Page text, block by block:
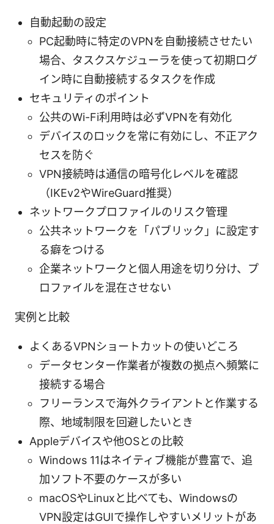
自動起動の設定
PC起動時に特定のVPNを自動接続させたい
場合、タスクスケジューラを使って初期ログ
イン時に自動接続するタスクを作成
セキュリティのポイント
公共のWi-Fi利用時は必ずVPNを有効化
デバイスのロックを常に有効にし、不正アク
セスを防ぐ
VPN接続時は通信の暗号化レベルを確認
（IKEv2やWireGuard推奨）
ネットワークプロファイルのリスク管理
公共ネットワークを「パブリック」に設定す
る癖をつける
企業ネットワークと個人用途を切り分け、プ
ロファイルを混在させない
実例と比較
よくあるVPNショートカットの使いどころ
データセンター作業者が複数の拠点へ頻繁に
接続する場合
フリーランスで海外クライアントと作業する
際、地域制限を回避したいとき
Appleデバイスや他OSとの比較
Windows 11はネイティブ機能が豊富で、追
加ソフト不要のケースが多い
macOSやLinuxと比べても、Windowsの
VPN設定はGUIで操作しやすいメリットがあ